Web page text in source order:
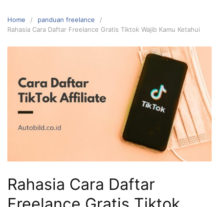
Home
panduan freelance
Rahasia Cara Daftar Freelance Gratis Tiktok Wajib Kamu Ketahui
Rahasia Cara Daftar